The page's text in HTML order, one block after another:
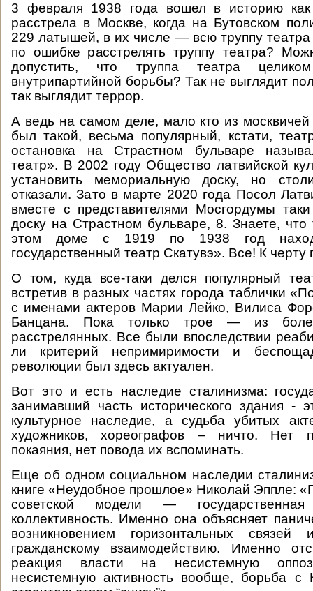
3 февраля 1938 года вошел в историю как
расстрела в Москве, когда на Бутовском
229 латышей, в их числе — всю труппу
по ошибке расстрелять труппу театра?
допустить, что труппа театра
внутрипартийной борьбы? Так не выглядит
так выглядит террор.
А ведь на самом деле, мало кто из
был такой, весьма популярный, кстати,
остановка на Страстном бульваре
театр». В 2002 году Общество латвийской
установить мемориальную доску, но
отказали. Зато в марте 2020 года Посол
вместе с представителями Мосгордумы
доску на Страстном бульваре, 8. Знаете,
этом доме с 1919 по 1938 год
государственный театр Скатувэ». Все! К черту
О том, куда все-таки делся популярный
встретив в разных частях города таблички
с именами актеров Марии Лейко, Вилиса
Банцана. Пока только трое — из
расстрелянных. Все были впоследствии
ли критерий непримиримости и
революции был здесь актуален.
Вот это и есть наследие сталинизма:
занимавший часть исторического здания -
культурное наследие, а судьба убитых
художников, хореографов – ничто. Нет
покаяния, нет повода их вспоминать.
Еще об одном социальном наследии
книге «Неудобное прошлое» Николай Эппле:
советской модели —
коллективность. Именно она объясняет
возникновением горизонтальных
гражданскому взаимодействию. Именно
реакция власти на несистемную
несистемную активность вообще, борьба